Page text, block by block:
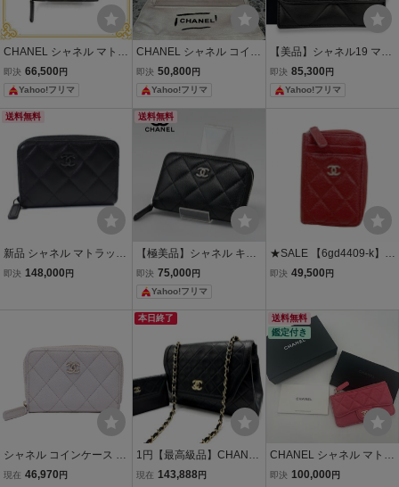
CHANEL シャネル マトラ
ッセ ココマーク レディー
ス コインケース 小銭入れ
ゴールド金具 ブラック 黒
レザー ラムスキン
即決 66,500 円
Yahoo!フリマ
CHANEL シャネル コイン
ケース マトラッセ ピンク
ラムスキン カードケース
フラグメントケース ココ
マーク
即決 50,800 円
Yahoo!フリマ
【美品】シャネル19 マト
ラッセ ラムスキン 三
つ折り財布 ブラック 1
171
即決 85,300 円
Yahoo!フリマ
送料無料
新品 シャネル マトラッセ
コインケース カードケー
即決 148,000 円
送料無料
【極美品】シャネル キャ
ビアスキン カードケー
ス コインケース 小銭
入れ
即決 75,000 円
Yahoo!フリマ
★SALE 【6gd4409-k】シ
ャネル コインケース マト
古】レディース
即決 49,500 円
シャネル コインケース シ
ルバー金具 マトラッセ キ
現在 46,970 円
本日終了
1円【最高級品】CHANEL
シャネル マトラッセ シン
現在 143,888円
送料無料
鑑定付き
CHANEL シャネル マトラ
ッセ コインケース カード
即決 100,000 円